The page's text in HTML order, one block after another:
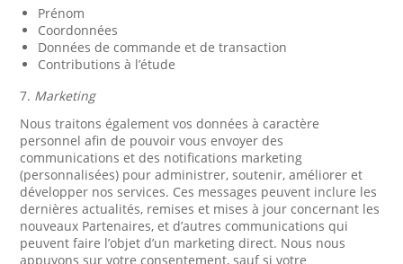
Prénom
Coordonnées
Données de commande et de transaction
Contributions à l’étude
7. Marketing
Nous traitons également vos données à caractère
personnel afin de pouvoir vous envoyer des
communications et des notifications marketing
(personnalisées) pour administrer, soutenir, améliorer et
développer nos services. Ces messages peuvent inclure les
dernières actualités, remises et mises à jour concernant les
nouveaux Partenaires, et d’autres communications qui
peuvent faire l’objet d’un marketing direct. Nous nous
appuyons sur votre consentement, sauf si votre